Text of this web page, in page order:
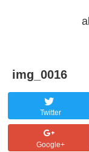
img_0016
Twitter
Google+